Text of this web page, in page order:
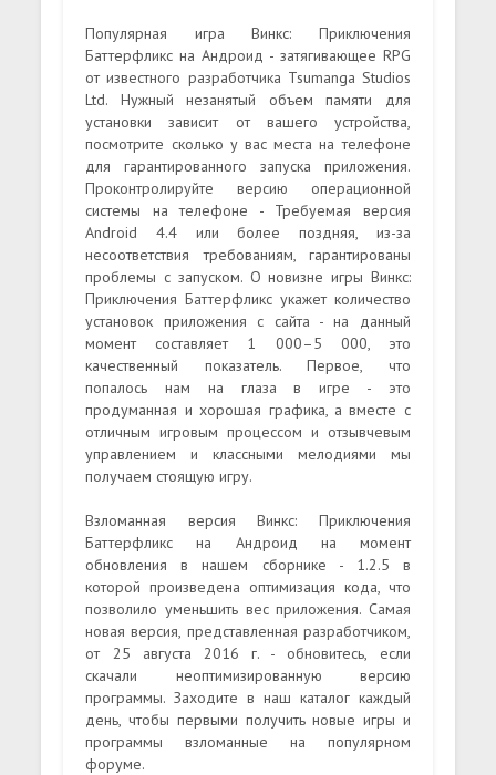
Популярная игра Винкс: Приключения
Баттерфликс на Андроид - затягивающее RPG
от известного разработчика Tsumanga Studios
Ltd. Нужный незанятый объем памяти для
установки зависит от вашего устройства,
посмотрите сколько у вас места на телефоне
для гарантированного запуска приложения.
Проконтролируйте версию операционной
системы на телефоне - Требуемая версия
Android 4.4 или более поздняя, из-за
несоответствия требованиям, гарантированы
проблемы с запуском. О новизне игры Винкс:
Приключения Баттерфликс укажет количество
установок приложения с сайта - на данный
момент составляет 1 000–5 000, это
качественный показатель. Первое, что
попалось нам на глаза в игре - это
продуманная и хорошая графика, а вместе с
отличным игровым процессом и отзывчевым
управлением и классными мелодиями мы
получаем стоящую игру.
Взломанная версия Винкс: Приключения
Баттерфликс на Андроид на момент
обновления в нашем сборнике - 1.2.5 в
которой произведена оптимизация кода, что
позволило уменьшить вес приложения. Самая
новая версия, представленная разработчиком,
от 25 августа 2016 г. - обновитесь, если
скачали неоптимизированную версию
программы. Заходите в наш каталог каждый
день, чтобы первыми получить новые игры и
программы взломанные на популярном
форуме.